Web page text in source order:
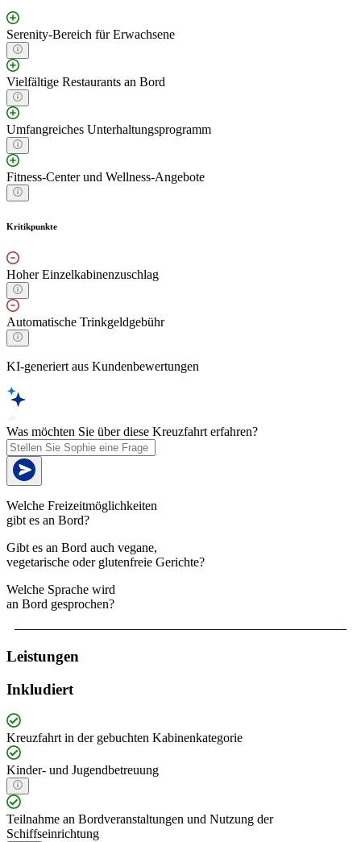
Serenity-Bereich für Erwachsene
Vielfältige Restaurants an Bord
Umfangreiches Unterhaltungsprogramm
Fitness-Center und Wellness-Angebote
Kritikpunkte
Hoher Einzelkabinenzuschlag
Automatische Trinkgeldgebühr
KI-generiert aus Kundenbewertungen
Was möchten Sie über diese Kreuzfahrt erfahren?
Welche Freizeitmöglichkeiten
gibt es an Bord?
Gibt es an Bord auch vegane,
vegetarische oder glutenfreie Gerichte?
Welche Sprache wird
an Bord gesprochen?
Leistungen
Inkludiert
Kreuzfahrt in der gebuchten Kabinenkategorie
Kinder- und Jugendbetreuung
Teilnahme an Bordveranstaltungen und Nutzung der
Schiffseinrichtung